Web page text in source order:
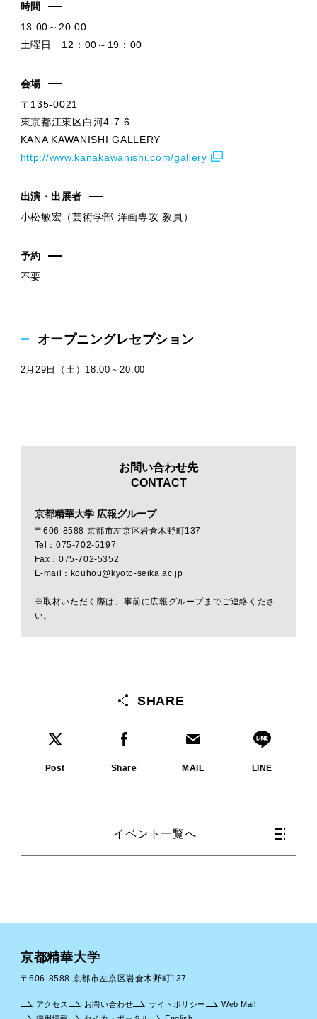
時間
13:00～20:00
土曜日 12：00～19：00
会場
〒135-0021
東京都江東区白河4-7-6
​KANA KAWANISHI GALLERY
http://www.kanakawanishi.com/gallery
出演・出展者
小松敏宏（芸術学部 洋画専攻 教員）
予約
不要
オープニングレセプション
2月29日（土）18:00～20:00
お問い合わせ先
CONTACT
京都精華大学 広報グループ
〒606-8588 京都市左京区岩倉木野町137
Tel：075-702-5197
Fax：075-702-5352
E-mail：kouhou@kyoto-seika.ac.jp
※取材いただく際は、事前に広報グループまでご連絡くださ
い。
SHARE
Post Share MAIL LINE
イベント一覧へ
京都精華大学
〒606-8588 京都市左京区岩倉木野町137
アクセス お問い合わせ サイトポリシー
Web Mail